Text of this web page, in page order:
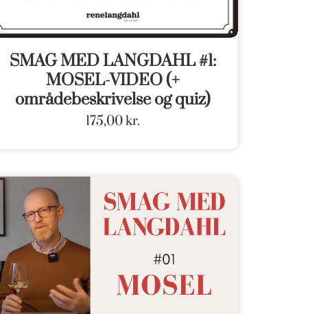
SMAG MED LANGDAHL #1:
MOSEL-VIDEO (+
områdebeskrivelse og quiz)
175,00kr.